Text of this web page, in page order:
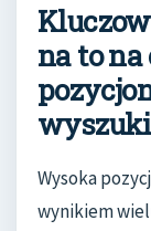
na to
Wysoka
wynikiem